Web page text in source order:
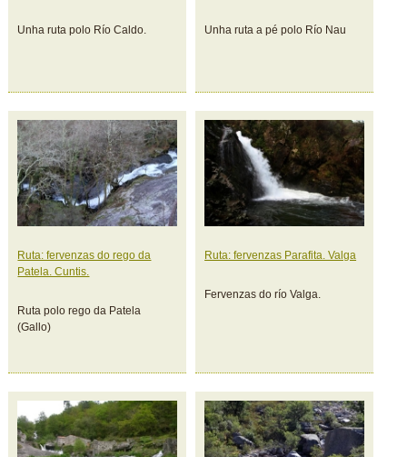
Unha ruta polo Río Caldo. Unha ruta a pé polo Río Nau
Ruta: fervenzas do rego da
Patela. Cuntis.
Ruta polo rego da Patela
(Gallo)
Ruta: fervenzas Parafita. Valga
Fervenzas do río Valga.